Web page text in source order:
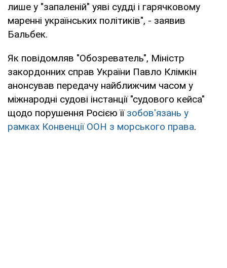
лише у "запаленій" уяві судді і гарячковому
маренні українських політиків", - заявив
Бальбек.
Як повідомляв "Обозреватель", Міністр
закордонних справ України Павло Клімкін
анонсував передачу найближчим часом у
міжнародні судові інстанції "судового кейса"
щодо порушення Росією її зобов'язань у
рамках Конвенції ООН з морського права.